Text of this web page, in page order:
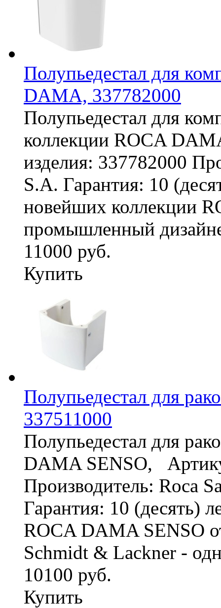
Полупьедестал для
DAMA, 337782000
Полупьедестал для
коллекции ROCA
изделия: 337782000
S.A. Гарантия: 10
новейших коллекции
промышленный
11000 руб.
Купить
Полупьедестал для
337511000
Полупьедестал для
DAMA SENSO,
Производитель: Roca
Гарантия: 10 (десять)
ROCA DAMA SENSO
Schmidt & Lackner -
10100 руб.
Купить